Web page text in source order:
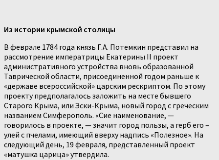
Из истории крымской столицы
В феврале 1784 года князь Г.А. Потемкин представил на
рассмотрение императрицы Екатерины II проект
административного устройства вновь образованной
Таврической области, присоединенной годом раньше к
«державе всероссийской» царским рескриптом. По этому
проекту предполагалось заложить на месте бывшего
Старого Крыма, или Эски-Крыма, новый город с греческим
названием Симферополь. «Сие наименование, —
говорилось в проекте, — значит город пользы, а герб его –
улей с пчелами, имеющий вверху надпись «Полезное». На
следующий день, 19 февраля, представленный проект
«матушка царица» утвердила.